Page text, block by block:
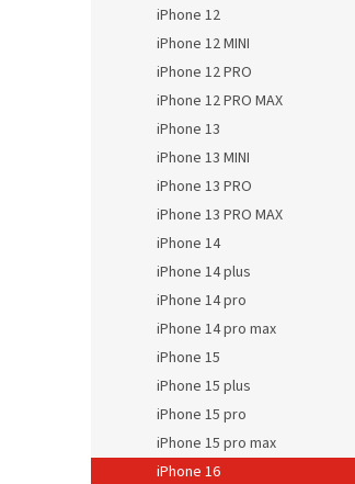
iPhone 12
iPhone 12 MINI
iPhone 12 PRO
iPhone 12 PRO MAX
iPhone 13
iPhone 13 MINI
iPhone 13 PRO
iPhone 13 PRO MAX
iPhone 14
iPhone 14 plus
iPhone 14 pro
iPhone 14 pro max
iPhone 15
iPhone 15 plus
iPhone 15 pro
iPhone 15 pro max
iPhone 16